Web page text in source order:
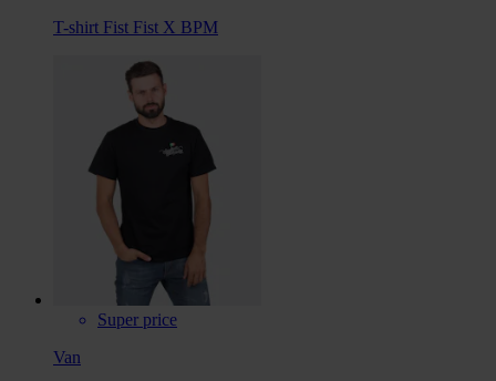
T-shirt Fist Fist X BPM
Super price
Van